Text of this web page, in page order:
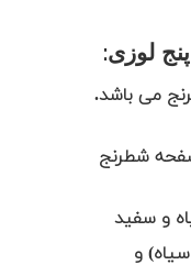
پنج لوزی:
می باشد.
صفحه شطرنج
و سفید
و